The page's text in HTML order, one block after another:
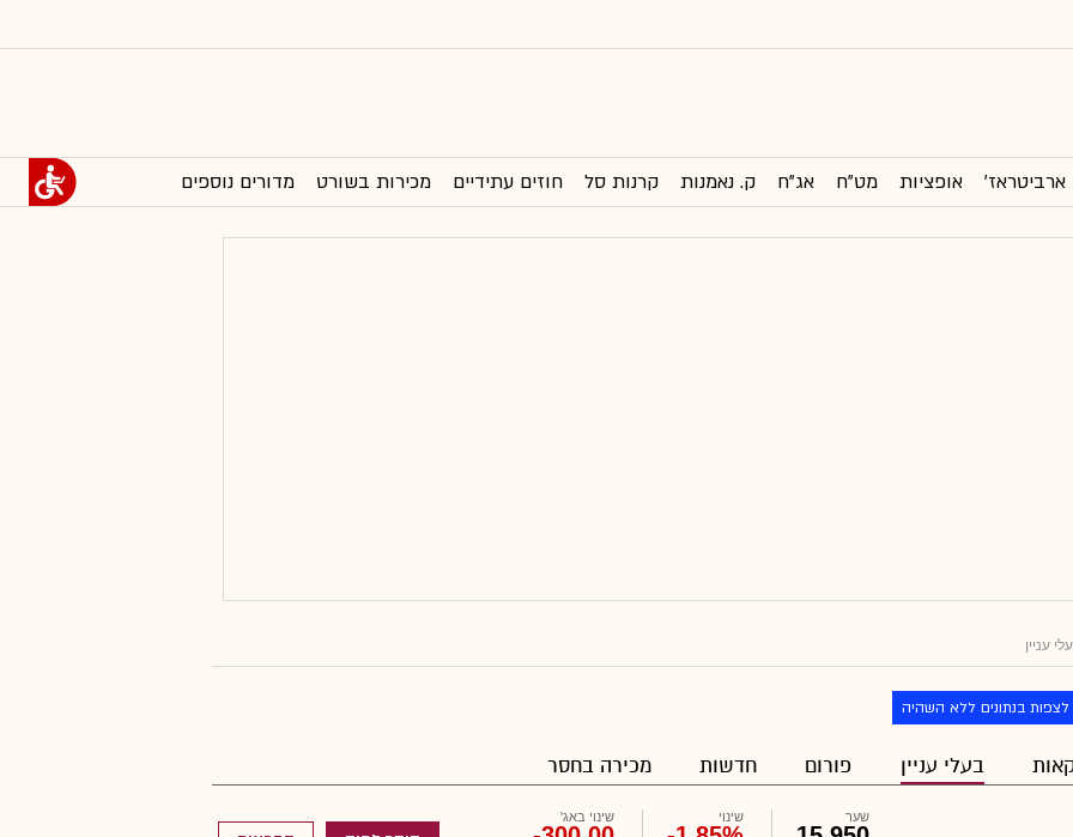
ארביטראז' אופציות מט"ח אג"ח ק. נאמנות קרנות סל חוזים עתידיים מכירות בשורט מדורים נוספים
עניין
לצפות בנתונים ללא השהיה
בעלי עניין פורום חדשות מכירה בחסר
שער שינוי שינוי באג'